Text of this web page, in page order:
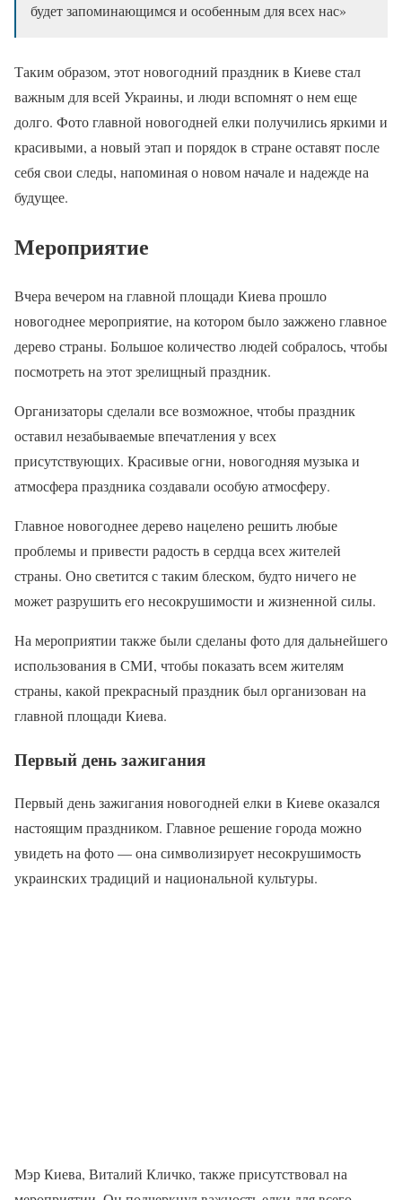
будет запоминающимся и особенным для всех нас»
Таким образом, этот новогодний праздник в Киеве стал
важным для всей Украины, и люди вспомнят о нем еще
долго. Фото главной новогодней елки получились яркими и
красивыми, а новый этап и порядок в стране оставят после
себя свои следы, напоминая о новом начале и надежде на
будущее.
Мероприятие
Вчера вечером на главной площади Киева прошло
новогоднее мероприятие, на котором было зажжено главное
дерево страны. Большое количество людей собралось, чтобы
посмотреть на этот зрелищный праздник.
Организаторы сделали все возможное, чтобы праздник
оставил незабываемые впечатления у всех
присутствующих. Красивые огни, новогодняя музыка и
атмосфера праздника создавали особую атмосферу.
Главное новогоднее дерево нацелено решить любые
проблемы и привести радость в сердца всех жителей
страны. Оно светится с таким блеском, будто ничего не
может разрушить его несокрушимости и жизненной силы.
На мероприятии также были сделаны фото для дальнейшего
использования в СМИ, чтобы показать всем жителям
страны, какой прекрасный праздник был организован на
главной площади Киева.
Первый день зажигания
Первый день зажигания новогодней елки в Киеве оказался
настоящим праздником. Главное решение города можно
увидеть на фото — она символизирует несокрушимость
украинских традиций и национальной культуры.
Мэр Киева, Виталий Кличко, также присутствовал на